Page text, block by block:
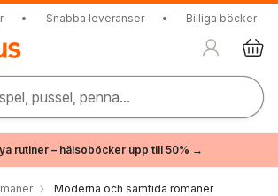
• Snabba leveranser • Billiga böcker
pussel, penna...
rutiner – hälsoböcker upp till 50% →
Moderna och samtida romaner